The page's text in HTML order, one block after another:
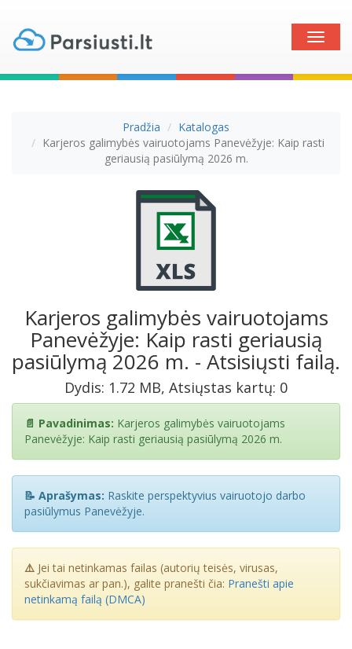
Toggle
Pradžia
Katalogas
Karjeros galimybės vairuotojams Panevėžyje: Kaip rasti
geriausią pasiūlymą 2026 m.
Karjeros galimybės vairuotojams
Panevėžyje: Kaip rasti geriausią
pasiūlymą 2026 m. - Atsisiųsti failą.
Dydis: 1.72 MB, Atsiųstas kartų: 0
📄 Pavadinimas: Karjeros galimybės vairuotojams
Panevėžyje: Kaip rasti geriausią pasiūlymą 2026 m.
📝 Aprašymas: Raskite perspektyvius vairuotojo darbo
pasiūlymus Panevėžyje.
⚠️ Jei tai netinkamas failas (autorių teisės, virusas,
sukčiavimas ar pan.), galite pranešti čia: Pranešti apie
netinkamą failą (DMCA)